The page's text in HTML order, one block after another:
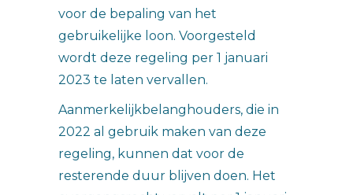
voor de bepaling van het
gebruikelijke loon. Voorgesteld
wordt deze regeling per 1 januari
2023 te laten vervallen.
Aanmerkelijkbelanghouders, die in
2022 al gebruik maken van deze
regeling, kunnen dat voor de
resterende duur blijven doen. Het